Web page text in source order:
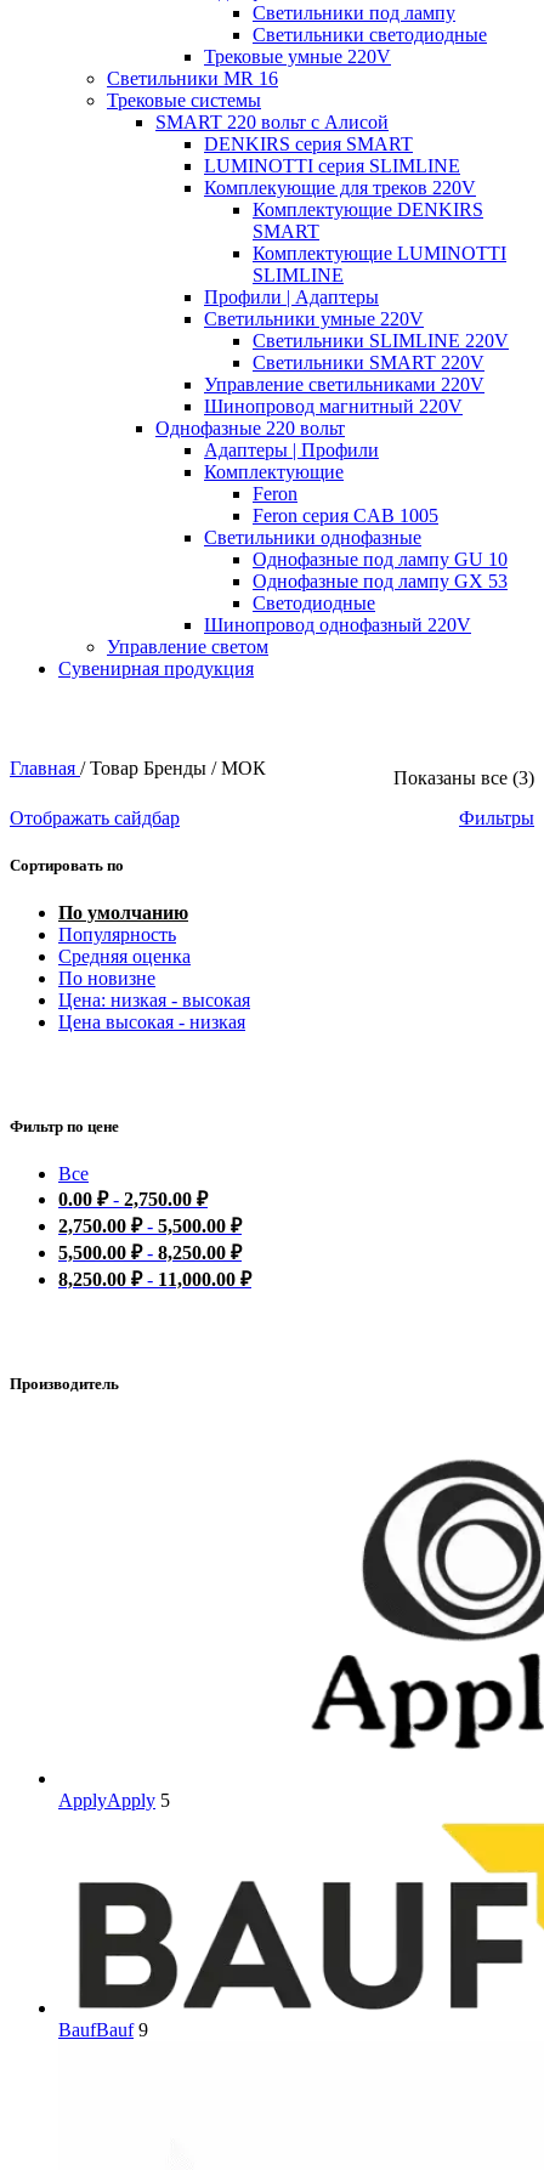
Светильники под лампу
Светильники светодиодные
Трековые умные 220V
Светильники MR 16
Трековые системы
SMART 220 вольт c Алисой
DENKIRS серия SMART
LUMINOTTI серия SLIMLINE
Комплекующие для треков 220V
Комплектующие DENKIRS
SMART
Комплектующие LUMINOTTI
SLIMLINE
Профили | Адаптеры
Светильники умные 220V
Светильники SLIMLINE 220V
Светильники SMART 220V
Управление светильниками 220V
Шинопровод магнитный 220V
Однофазные 220 вольт
Адаптеры | Профили
Комплектующие
Feron
Feron серия CAB 1005
Светильники однофазные
Однофазные под лампу GU 10
Однофазные под лампу GX 53
Светодиодные
Шинопровод однофазный 220V
Управление светом
Сувенирная продукция
Главная / Товар Бренды / МОК
Показаны все (3)
Отображать сайдбар
Фильтры
Сортировать по
По умолчанию
Популярность
Средняя оценка
По новизне
Цена: низкая - высокая
Цена высокая - низкая
Фильтр по цене
Все
0.00 ₽- 2,750.00 ₽
2,750.00 ₽- 5,500.00 ₽
5,500.00 ₽- 8,250.00 ₽
8,250.00 ₽- 11,000.00 ₽
Производитель
ApplyApply 5
BaufBauf 9